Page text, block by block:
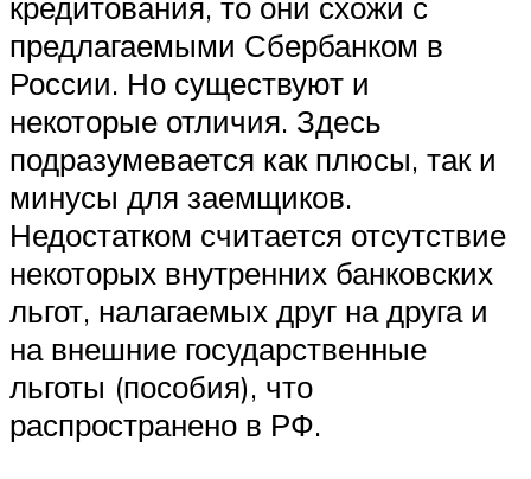
предлагаемыми Сбербанком в
России. Но существуют и
некоторые отличия. Здесь
подразумевается как плюсы, так и
минусы для заемщиков.
Недостатком считается отсутствие
некоторых внутренних банковских
льгот, налагаемых друг на друга и
на внешние государственные
льготы (пособия), что
распространено в РФ.